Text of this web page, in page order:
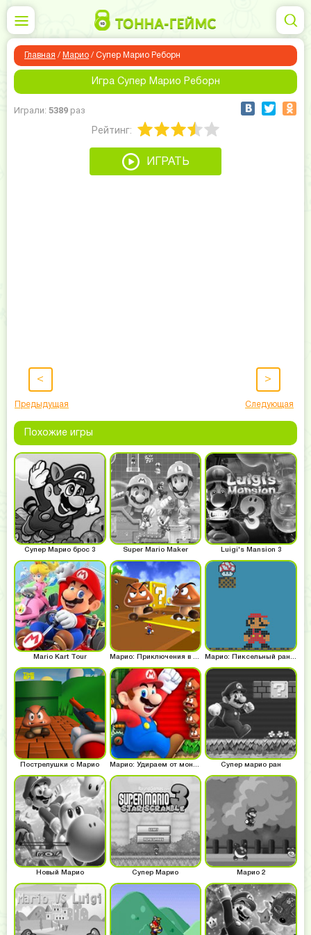
Главная / Марио / Супер Марио Реборн
Игра Супер Марио Реборн
Играли: 5389 раз
Рейтинг:
ИГРАТЬ
<
Предыдущая
>
Следующая
Похожие игры
Супер Марио брос 3 Super Mario Maker Luigi's Mansion 3
Mario Kart Tour Марио: Приключения в 3д Марио: Пиксельный раннер
Пострелушки с Марио Марио: Удираем от монстров Супер марио ран
Новый Марио Супер Марио Марио 2